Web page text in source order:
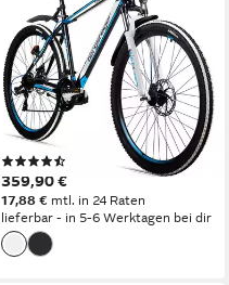
29 Zoll Mountainbike,
geeignet ab 160 cm, Damen,
Herren
21 Gänge
100 kg Zul. Gesamtgewicht
Stahl Rahmen
359,90 €
17,88 € mtl. in 24 Raten
lieferbar - in 5-6 Werktagen bei dir